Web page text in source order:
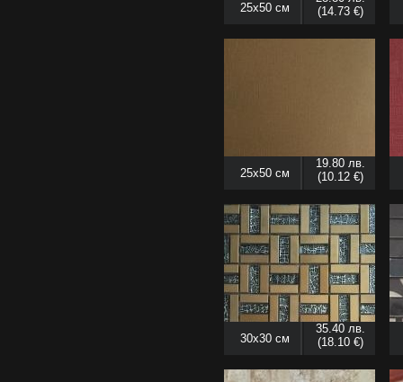
25x50 см
(14.73 €)
25x50 см
19.80 лв.
(10.12 €)
30x30 см
35.40 лв.
(18.10 €)